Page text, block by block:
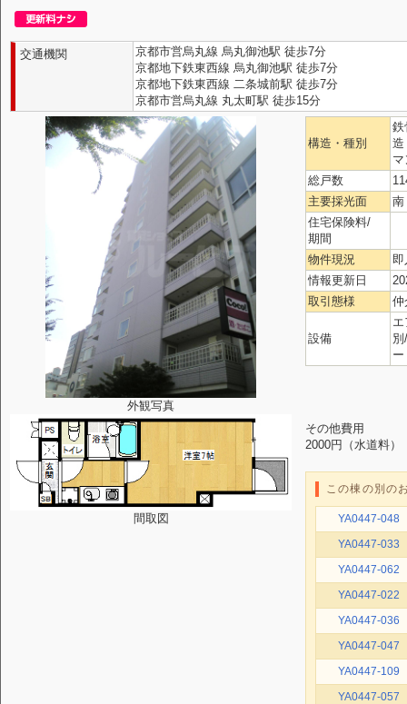
交通機関
京都市営烏丸線 烏丸御池駅 徒歩7分
京都地下鉄東西線 烏丸御池駅 徒歩7分
京都地下鉄東西線 二条城前駅 徒歩7分
京都市営烏丸線 丸太町駅 徒歩15分
外観写真
間取図
構造・種別
鉄
造
総戸数
主要採光面
南
住宅保険料/
期間
物件現況
情報更新日
取引態様
仲
設備
その他費用
2000円（水道料）
この棟の別の
YA0447-048
YA0447-033
YA0447-062
YA0447-022
YA0447-036
YA0447-047
YA0447-109
YA0447-057